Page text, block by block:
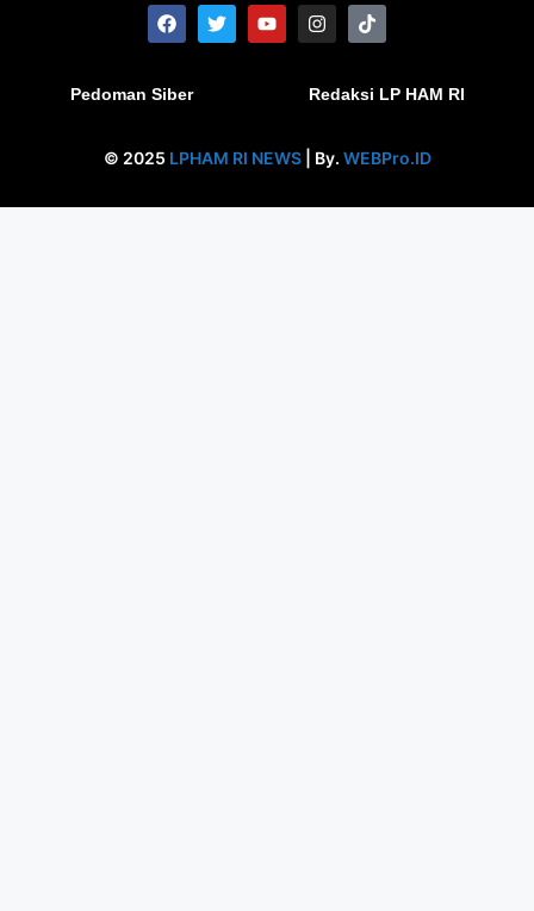
Pedoman Siber Redaksi LP HAM RI
© 2025 LPHAM RI NEWS| By. WEBPro.ID